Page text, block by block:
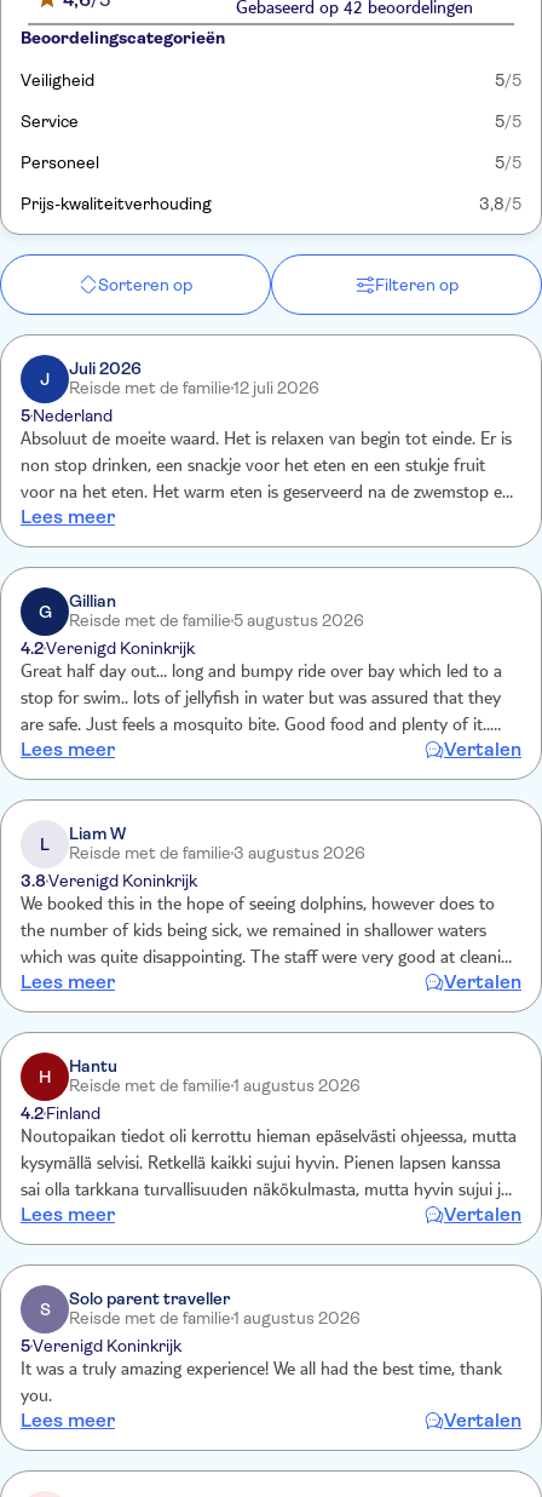
Gebaseerd op 42 beoordelingen
Beoordelingscategorieën
Veiligheid 5/5
Service 5/5
Personeel 5/5
Prijs-kwaliteitverhouding 3,8/5
Sorteren op Filteren op
J
Juli 2026
Reisde met de familie12 juli 2026
5Nederland
Absoluut de moeite waard. Het is relaxen van begin tot einde. Er is
non stop drinken, een snackje voor het eten en een stukje fruit
voor na het eten. Het warm eten is geserveerd na de zwemstop en
was heel lekker. Het personeel doet er alles aan om lege bekers en
lege papiertjes zo snel mogelijk van je aan te nemen zodat alles
proper blijft en je zelf kan relaxen. De zwemstop was heel
aangenaam, water is zeker warm genoeg! Toiletjes zijn voorzien op
het beneden dek.
Lees meer
G
Gillian
Reisde met de familie5 augustus 2026
4.2Verenigd Koninkrijk
Great half day out… long and bumpy ride over bay which led to a
stop for swim.. lots of jellyfish in water but was assured that they
are safe. Just feels a mosquito bite. Good food and plenty of it..
staff constantly cleaning or getting you drinks… no dolphins in sight
but overall we all enjoyed.. 3 adults 2 small children.
Lees meer Vertalen
L
Liam W
Reisde met de familie3 augustus 2026
3.8Verenigd Koninkrijk
We booked this in the hope of seeing dolphins, however does to
the number of kids being sick, we remained in shallower waters
which was quite disappointing. The staff were very good at cleaning
up the sick and at one point, about 3 kids were throwing up around
us at the same time, which spoilt the vibe somewhat
Lees meer Vertalen
H
Hantu
Reisde met de familie1 augustus 2026
4.2Finland
Noutopaikan tiedot oli kerrottu hieman epäselvästi ohjeessa, mutta
kysymällä selvisi. Retkellä kaikki sujui hyvin. Pienen lapsen kanssa
sai olla tarkkana turvallisuuden näkökulmasta, mutta hyvin sujui ja
henkilökunta myös huolehti hyvin turvallisuusohjeiden
noudattamisesta. Ruoka oli hyvää ja kaikille sopivaa.
Lees meer Vertalen
S
Solo parent traveller
Reisde met de familie1 augustus 2026
5Verenigd Koninkrijk
It was a truly amazing experience! We all had the best time, thank
you.
Lees meer Vertalen